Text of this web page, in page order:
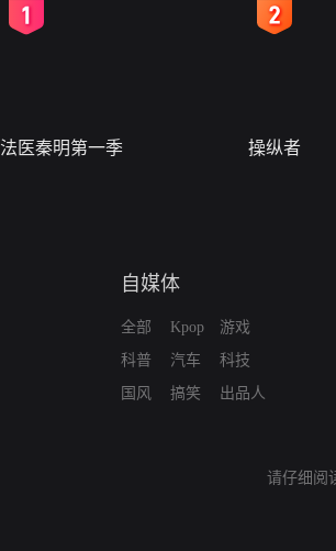
法医秦明第一季 操纵者
自媒体
全部
科普
国风
Kpop
汽车
搞笑
游戏
科技
出品人
请仔细阅